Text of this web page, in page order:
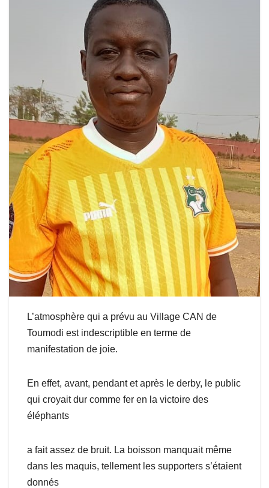
L’atmosphère qui a prévu au Village CAN de
Toumodi est indescriptible en terme de
manifestation de joie.
En effet, avant, pendant et après le derby, le public
qui croyait dur comme fer en la victoire des
éléphants
a fait assez de bruit. La boisson manquait même
dans les maquis, tellement les supporters s’étaient
donnés